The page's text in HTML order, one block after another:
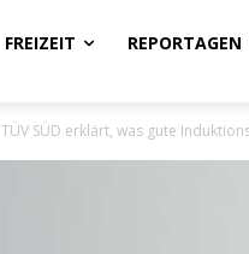
FREIZEIT REPORTAGEN
TÜV SÜD erklärt, was gute